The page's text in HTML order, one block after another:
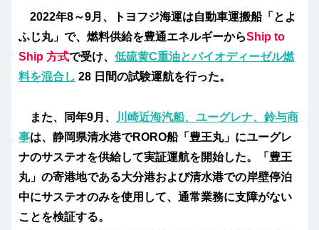
2022年8～9月、トヨフジ海運は自動車運搬船「とよ
ふじ丸」で、燃料供給を豊通エネルギーからShip to
Ship 方式で受け、 低硫黄C重油とバイオディーゼル燃
料を混合し 28 日間の試験運航を行った。
また、同年9月、
川崎近海汽船、ユーグレナ、鈴与商
事は、静岡県清水港でRORO船「豊王丸」にユーグレ
ナのサステオを供給して実証運航を開始した。「豊王
丸」の寄港地である大分港および清水港での岸壁停泊
中にサステオのみを使用して、通常業務に支障がない
ことを検証する。